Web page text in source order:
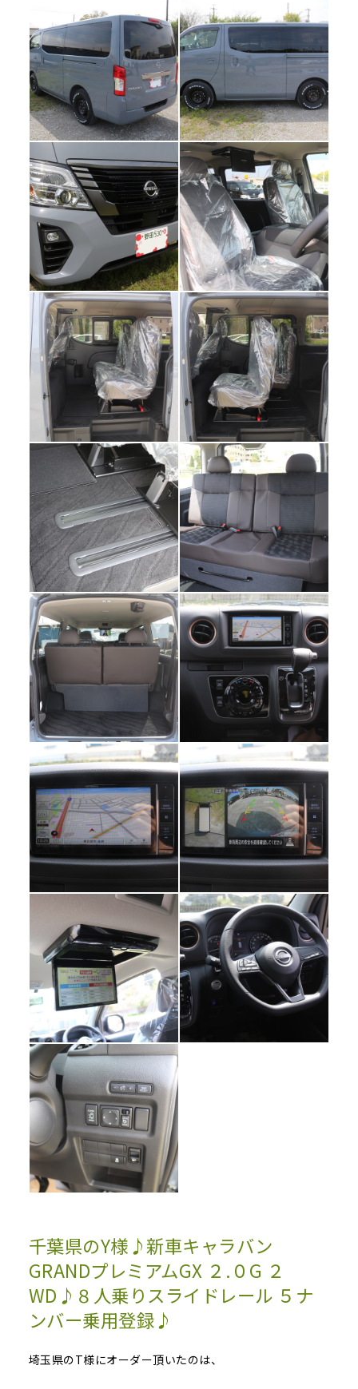
千葉県のY様♪新車キャラバン
GRANDプレミアムGX ２.０G ２
WD♪８人乗りスライドレール ５ナ
ンバー乗用登録♪
埼玉県のT様にオーダー頂いたのは、